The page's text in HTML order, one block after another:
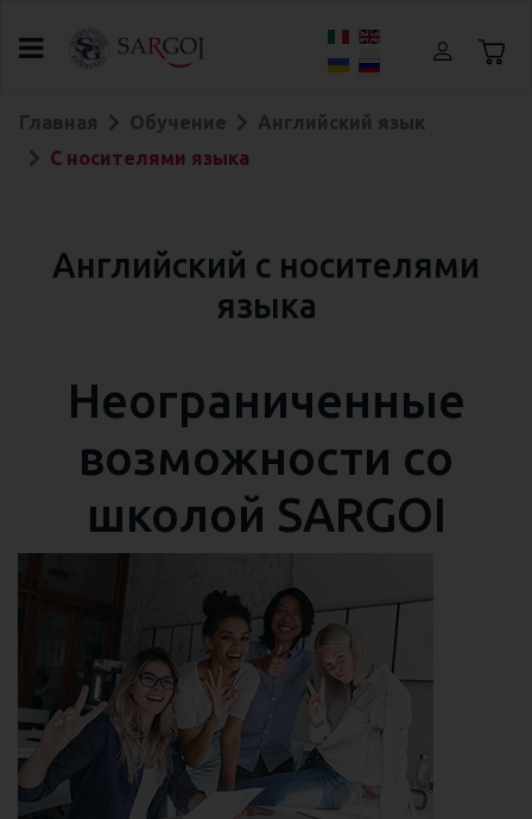
Выберите язык
Главная Обучение
Английский язык
С носителями языка
Английский с носителями
языка
Неограниченные
возможности со
школой SARGOI